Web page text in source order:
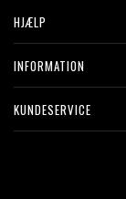
HJÆLP
INFORMATION
KUNDESERVICE